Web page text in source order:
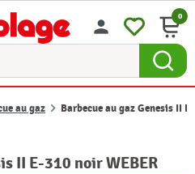
person 0
au gaz Barbecue au gaz Genesis II
II E-310 noir WEBER